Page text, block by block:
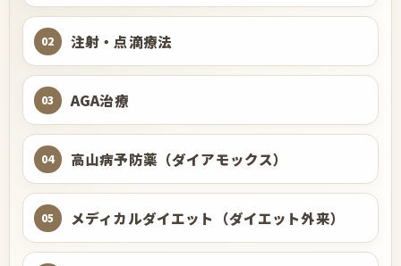
02 注射・点滴療法
03 AGA治療
04 高山病予防薬（ダイアモックス）
05 メディカルダイエット（ダイエット外来）